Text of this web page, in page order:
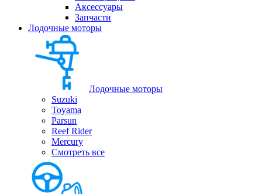
Аксессуары
Запчасти
Лодочные моторы
Лодочные моторы
Suzuki
Toyama
Parsun
Reef Rider
Mercury
Смотреть все